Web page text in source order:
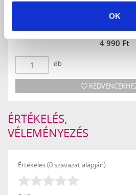
OK
MULTIBOND BASE GEL -
Tapadást elősegítő ragasztó
4 990 Ft
db
ÉRTÉKELÉS,
VÉLEMÉNYEZÉS
Értékeles (0 szavazat alapján)